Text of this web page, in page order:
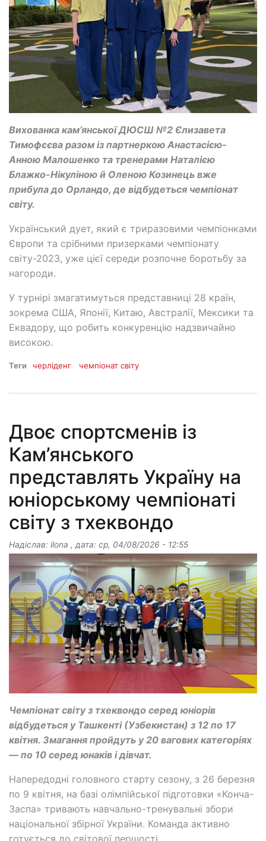
Вихованка кам’янської ДЮСШ №2 Єлизавета
Тимофєєва разом із партнеркою Анастасією-
Анною Малошенко та тренерами Наталією
Блажко-Нікуліною й Оленою Козинець вже
прибула до Орландо, де відбудеться чемпіонат
світу.
Український дует, який є триразовими чемпіонками
Європи та срібними призерками чемпіонату
світу-2023, уже цієї середи розпочне боротьбу за
нагороди.
У турнірі змагатимуться представниці 28 країн,
зокрема США, Японії, Китаю, Австралії, Мексики та
Еквадору, що робить конкуренцію надзвичайно
високою.
Теги черліденг чемпіонат світу
Двоє спортсменів із
Кам’янського
представлять Україну на
юніорському чемпіонаті
світу з тхеквондо
Надіслав: ilona , дата: ср, 04/08/2026 - 12:55
Чемпіонат світу з тхеквондо серед юніорів
відбудеться у Ташкенті (Узбекистан) з 12 по 17
квітня. Змагання пройдуть у 20 вагових категоріях
— по 10 серед юнаків і дівчат.
Напередодні головного старту сезону, з 26 березня
по 9 квітня, на базі олімпійської підготовки «Конча-
Заспа» тривають навчально-тренувальні збори
національної збірної України. Команда активно
готується до світової першості.